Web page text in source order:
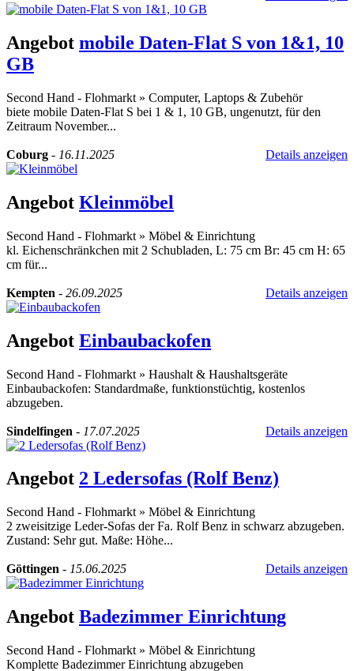
Angebot mobile Daten-Flat S von 1&1, 10
GB
Second Hand - Flohmarkt » Computer, Laptops & Zubehör
biete mobile Daten-Flat S bei 1 & 1, 10 GB, ungenutzt, für den
Zeitraum November...
Coburg - 16.11.2025 Details anzeigen
Angebot Kleinmöbel
Second Hand - Flohmarkt » Möbel & Einrichtung
kl. Eichenschränkchen mit 2 Schubladen, L: 75 cm Br: 45 cm H: 65
cm für...
Kempten - 26.09.2025 Details anzeigen
Angebot Einbaubackofen
Second Hand - Flohmarkt » Haushalt & Haushaltsgeräte
Einbaubackofen: Standardmaße, funktionstüchtig, kostenlos
abzugeben.
Sindelfingen - 17.07.2025 Details anzeigen
Angebot 2 Ledersofas (Rolf Benz)
Second Hand - Flohmarkt » Möbel & Einrichtung
2 zweisitzige Leder-Sofas der Fa. Rolf Benz in schwarz abzugeben.
Zustand: Sehr gut. Maße: Höhe...
Göttingen - 15.06.2025 Details anzeigen
Angebot Badezimmer Einrichtung
Second Hand - Flohmarkt » Möbel & Einrichtung
Komplette Badezimmer Einrichtung abzugeben